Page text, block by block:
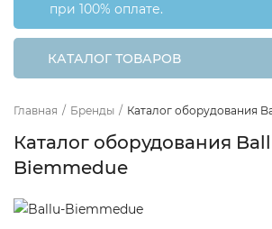
при 100% оплате.
КАТАЛОГ ТОВАРОВ
Главная / Бренды / Каталог оборудования
Каталог оборудования
Biemmedue